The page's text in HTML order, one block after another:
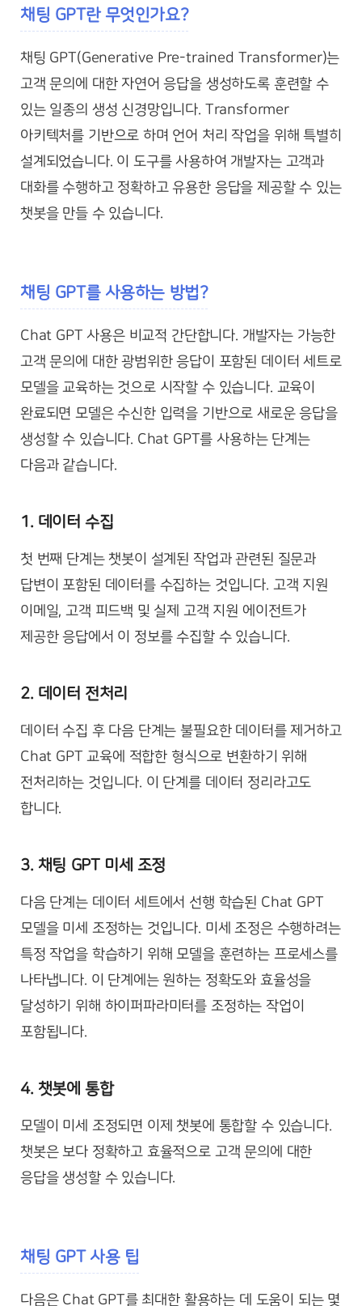
채팅 GPT란 무엇인가요?
채팅 GPT(Generative Pre-trained Transformer)는
고객 문의에 대한 자연어 응답을 생성하도록 훈련할 수
있는 일종의 생성 신경망입니다. Transformer
아키텍처를 기반으로 하며 언어 처리 작업을 위해 특별히
설계되었습니다. 이 도구를 사용하여 개발자는 고객과
대화를 수행하고 정확하고 유용한 응답을 제공할 수 있는
챗봇을 만들 수 있습니다.
채팅 GPT를 사용하는 방법?
Chat GPT 사용은 비교적 간단합니다. 개발자는 가능한
고객 문의에 대한 광범위한 응답이 포함된 데이터 세트로
모델을 교육하는 것으로 시작할 수 있습니다. 교육이
완료되면 모델은 수신한 입력을 기반으로 새로운 응답을
생성할 수 있습니다. Chat GPT를 사용하는 단계는
다음과 같습니다.
1. 데이터 수집
첫 번째 단계는 챗봇이 설계된 작업과 관련된 질문과
답변이 포함된 데이터를 수집하는 것입니다. 고객 지원
이메일, 고객 피드백 및 실제 고객 지원 에이전트가
제공한 응답에서 이 정보를 수집할 수 있습니다.
2. 데이터 전처리
데이터 수집 후 다음 단계는 불필요한 데이터를 제거하고
Chat GPT 교육에 적합한 형식으로 변환하기 위해
전처리하는 것입니다. 이 단계를 데이터 정리라고도
합니다.
3. 채팅 GPT 미세 조정
다음 단계는 데이터 세트에서 선행 학습된 Chat GPT
모델을 미세 조정하는 것입니다. 미세 조정은 수행하려는
특정 작업을 학습하기 위해 모델을 훈련하는 프로세스를
나타냅니다. 이 단계에는 원하는 정확도와 효율성을
달성하기 위해 하이퍼파라미터를 조정하는 작업이
포함됩니다.
4. 챗봇에 통합
모델이 미세 조정되면 이제 챗봇에 통합할 수 있습니다.
챗봇은 보다 정확하고 효율적으로 고객 문의에 대한
응답을 생성할 수 있습니다.
채팅 GPT 사용 팁
다음은 Chat GPT를 최대한 활용하는 데 도움이 되는 몇